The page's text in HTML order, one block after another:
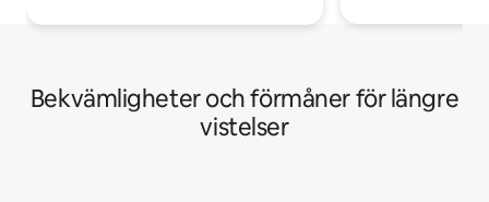
Bekvämligheter och förmåner för längre
vistelser